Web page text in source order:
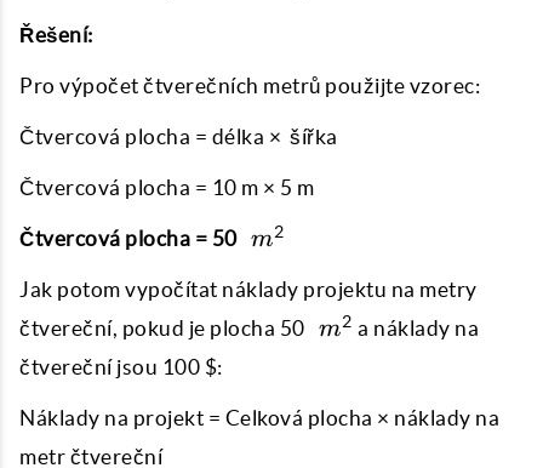
Řešení:
Pro výpočet čtverečních metrů použijte vzorec:
Čtvercová plocha = délka × šířka
Čtvercová plocha = 10 m × 5 m
Čtvercová plocha = 50 \m2
Jak potom vypočítat náklady projektu na metry
čtvereční, pokud je plocha 50
\m2 a náklady na
čtvereční jsou 100 $:
Náklady na projekt = Celková plocha × náklady na
metr čtvereční